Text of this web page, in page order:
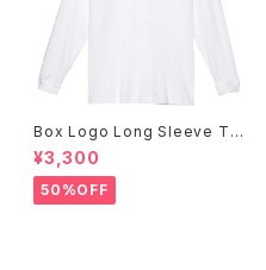
Box Logo Long Sleeve Te
e -White-
¥3,300
50%OFF